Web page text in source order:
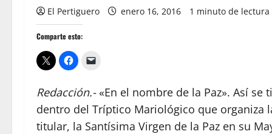
El Pertiguero enero 16, 2016 1 minuto de lectura
Comparte esto:
Redacción.-«En el nombre de la Paz». Así se
dentro del Tríptico Mariológico que organiza
titular, la Santísima Virgen de la Paz en su